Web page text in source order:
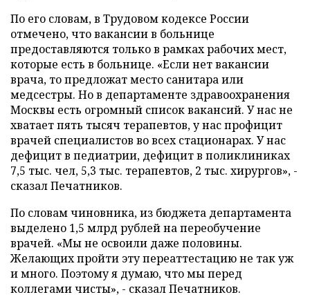
По его словам, в Трудовом кодексе России
отмечено, что вакансии в больнице
предоставляются только в рамках рабочих мест,
которые есть в больнице. «Если нет вакансии
врача, то предложат место санитара или
медсестры. Но в департаменте здравоохранения
Москвы есть огромный список вакансий. У нас не
хватает пять тысяч терапевтов, у нас профицит
врачей специалистов во всех стационарах. У нас
дефицит в педиатрии, дефицит в поликлиниках
7,5 тыс. чел, 5,3 тыс. терапевтов, 2 тыс. хирургов», -
сказал Печатников.
По словам чиновника, из бюджета департамента
выделено 1,5 млрд рублей на переобучение
врачей. «Мы не освоили даже половины.
Желающих пройти эту переаттестацию не так уж
и много. Поэтому я думаю, что мы перед
коллегами чисты», - сказал Печатников.